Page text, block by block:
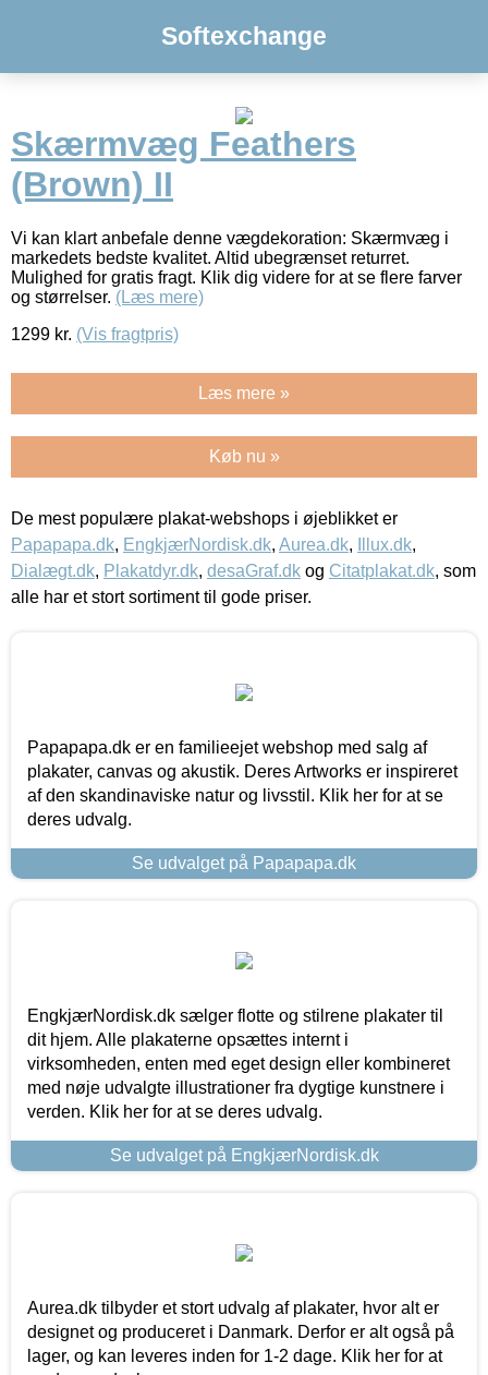
Softexchange
Skærmvæg Feathers
(Brown) II
Vi kan klart anbefale denne vægdekoration: Skærmvæg i
markedets bedste kvalitet. Altid ubegrænset returret.
Mulighed for gratis fragt. Klik dig videre for at se flere farver
og størrelser. (Læs mere)
1299 kr. (Vis fragtpris)
Læs mere »
Køb nu »
De mest populære plakat-webshops i øjeblikket er
Papapapa.dk, EngkjærNordisk.dk, Aurea.dk, Illux.dk,
Dialægt.dk, Plakatdyr.dk, desaGraf.dk og Citatplakat.dk, som
alle har et stort sortiment til gode priser.
Papapapa.dk er en familieejet webshop med salg af
plakater, canvas og akustik. Deres Artworks er inspireret
af den skandinaviske natur og livsstil. Klik her for at se
deres udvalg.
Se udvalget på Papapapa.dk
EngkjærNordisk.dk sælger flotte og stilrene plakater til
dit hjem. Alle plakaterne opsættes internt i
virksomheden, enten med eget design eller kombineret
med nøje udvalgte illustrationer fra dygtige kunstnere i
verden. Klik her for at se deres udvalg.
Se udvalget på EngkjærNordisk.dk
Aurea.dk tilbyder et stort udvalg af plakater, hvor alt er
designet og produceret i Danmark. Derfor er alt også på
lager, og kan leveres inden for 1-2 dage. Klik her for at